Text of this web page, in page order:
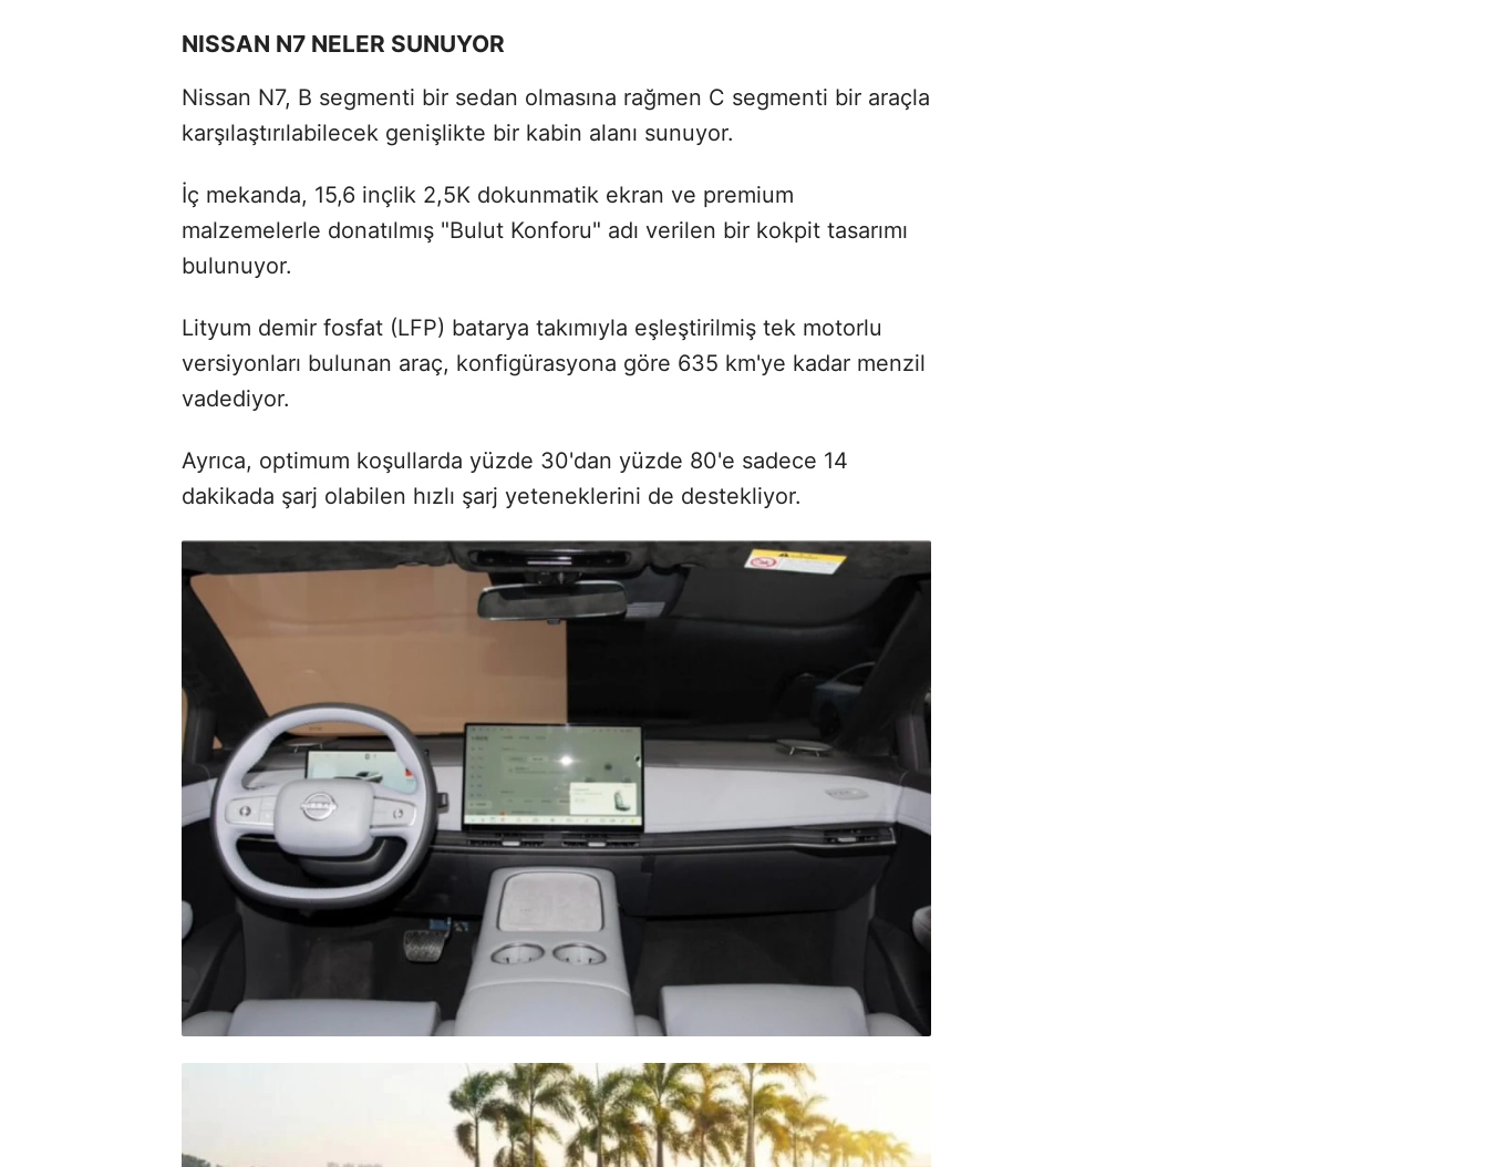
NISSAN N7 NELER SUNUYOR
Nissan N7, B segmenti bir sedan olmasına rağmen C segmenti bir araçla
karşılaştırılabilecek genişlikte bir kabin alanı sunuyor.
İç mekanda, 15,6 inçlik 2,5K dokunmatik ekran ve premium
malzemelerle donatılmış "Bulut Konforu" adı verilen bir kokpit tasarımı
bulunuyor.
Lityum demir fosfat (LFP) batarya takımıyla eşleştirilmiş tek motorlu
versiyonları bulunan araç, konfigürasyona göre 635 km'ye kadar menzil
vadediyor.
Ayrıca, optimum koşullarda yüzde 30'dan yüzde 80'e sadece 14
dakikada şarj olabilen hızlı şarj yeteneklerini de destekliyor.